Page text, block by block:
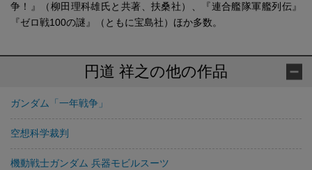
争！』（柳田理科雄氏と共著、扶桑社）、『連合艦隊軍艦列伝』
『ゼロ戦100の謎』（ともに宝島社）ほか多数。
円道 祥之の他の作品
ガンダム「一年戦争」
空想科学裁判
機動戦士ガンダム 兵器モビルスーツ